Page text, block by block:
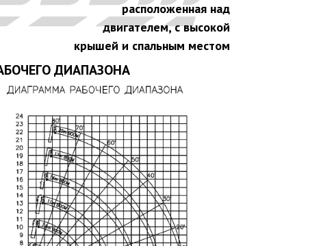
расположенная над
двигателем, с высокой
крышей и спальным местом
ДИАПАЗОНА